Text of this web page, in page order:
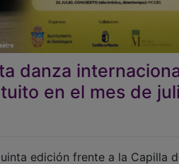
danza
en el mes de
edición frente a la Capilla